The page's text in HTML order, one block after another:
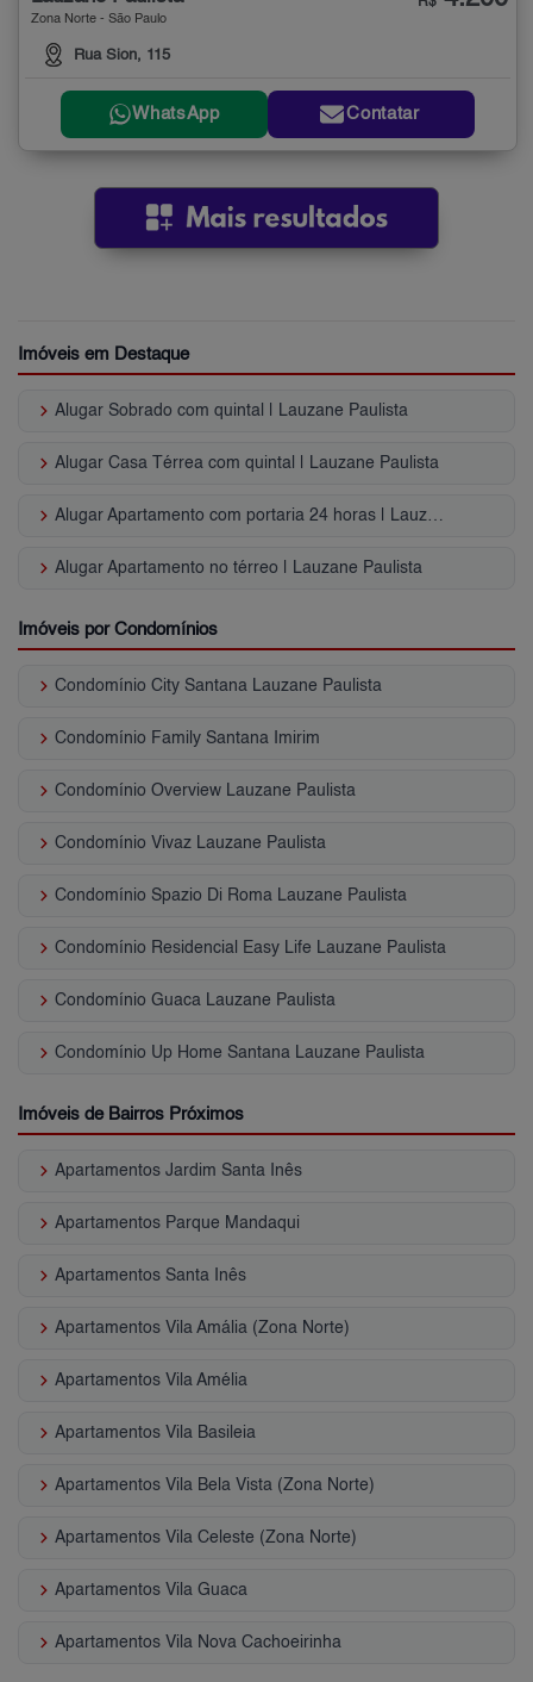
Zona Norte - São Paulo
Rua Sion, 115
R$
WhatsApp Contatar
Imóveis em Destaque
keyboard_arrow_right Alugar Sobrado com quintal | Lauzane Paulista
keyboard_arrow_right Alugar Casa Térrea com quintal | Lauzane Paulista
keyboard_arrow_right
keyboard_arrow_right Alugar Apartamento no térreo | Lauzane Paulista
Imóveis por Condomínios
keyboard_arrow_right Condomínio City Santana Lauzane Paulista
keyboard_arrow_right Condomínio Family Santana Imirim
keyboard_arrow_right Condomínio Overview Lauzane Paulista
keyboard_arrow_right Condomínio Vivaz Lauzane Paulista
keyboard_arrow_right Condomínio Spazio Di Roma Lauzane Paulista
keyboard_arrow_right Condomínio Residencial Easy Life Lauzane Paulista
keyboard_arrow_right Condomínio Guaca Lauzane Paulista
keyboard_arrow_right Condomínio Up Home Santana Lauzane Paulista
Imóveis de Bairros Próximos
keyboard_arrow_right Apartamentos Jardim Santa Inês
keyboard_arrow_right Apartamentos Parque Mandaqui
keyboard_arrow_right Apartamentos Santa Inês
keyboard_arrow_right Apartamentos Vila Amália (Zona Norte)
keyboard_arrow_right Apartamentos Vila Amélia
keyboard_arrow_right Apartamentos Vila Basileia
keyboard_arrow_right Apartamentos Vila Bela Vista (Zona Norte)
keyboard_arrow_right Apartamentos Vila Celeste (Zona Norte)
keyboard_arrow_right Apartamentos Vila Guaca
keyboard_arrow_right Apartamentos Vila Nova Cachoeirinha